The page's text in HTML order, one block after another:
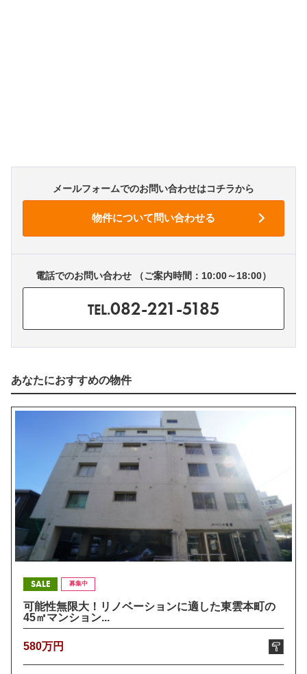
メールフォームでのお問い合わせはコチラから
電話でのお問い合わせ （ご案内時間：10:00～18:00）
TEL.082-221-5185
あなたにおすすめの物件
SALE 募集中
可能性無限大！リノベーションに適した東雲本町の
45㎡マンション...
580万円